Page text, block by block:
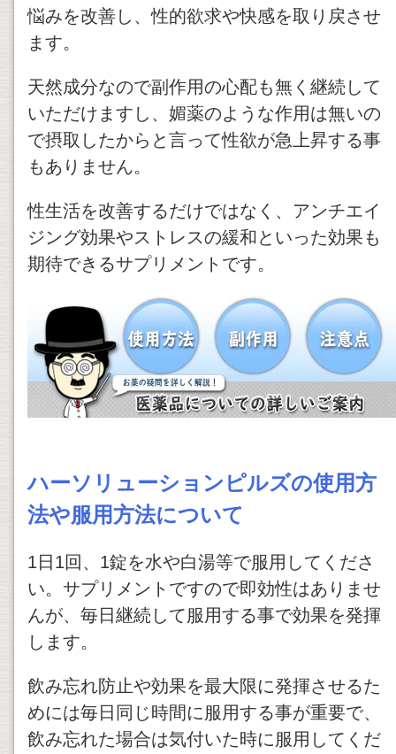
悩みを改善し、性的欲求や快感を取り戻させ
ます。
天然成分なので副作用の心配も無く継続して
いただけますし、媚薬のような作用は無いの
で摂取したからと言って性欲が急上昇する事
もありません。
性生活を改善するだけではなく、アンチエイ
ジング効果やストレスの緩和といった効果も
期待できるサプリメントです。
ハーソリューションピルズの使用方
法や服用方法について
1日1回、1錠を水や白湯等で服用してくださ
い。サプリメントですので即効性はありませ
んが、毎日継続して服用する事で効果を発揮
します。
飲み忘れ防止や効果を最大限に発揮させるた
めには毎日同じ時間に服用する事が重要で、
飲み忘れた場合は気付いた時に服用してくだ